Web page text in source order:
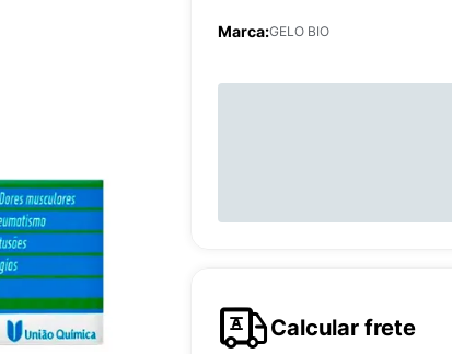
Marca:GELO BIO
Calcular frete